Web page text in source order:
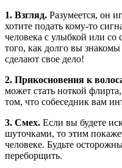
1. Взгляд. Разумеется, он
хотите подать кому-то
человека с улыбкой или со
того, как долго вы
сделают свое дело!
2. Прикосновения к
может стать ноткой
том, что собеседник вам
3. Смех. Если вы будете
шуточками, то этим
человеке. Будьте
переборщить.